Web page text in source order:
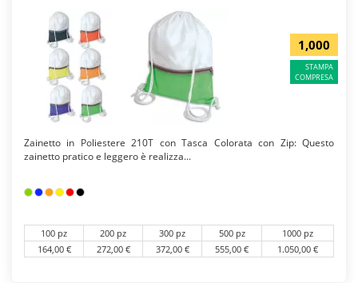
1,000
STAMPA
COMPRESA
Zainetto in Poliestere 210T con Tasca Colorata con Zip: Questo
zainetto pratico e leggero è realizza...
100 pz 200 pz 300 pz 500 pz
1000 pz
164,00 €
272,00 € 372,00 € 555,00 € 1.050,00 €